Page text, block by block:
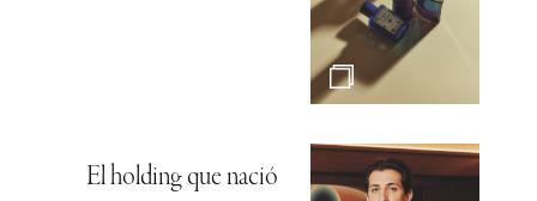
El holding que nació